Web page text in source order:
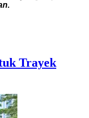
Trayek